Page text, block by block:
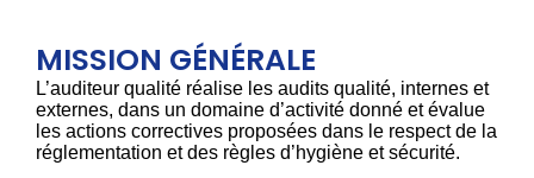
MISSION GÉNÉRALE
L’auditeur qualité réalise les audits qualité, internes et
externes, dans un domaine d’activité donné et évalue
les actions correctives proposées dans le respect de la
réglementation et des règles d’hygiène et sécurité.